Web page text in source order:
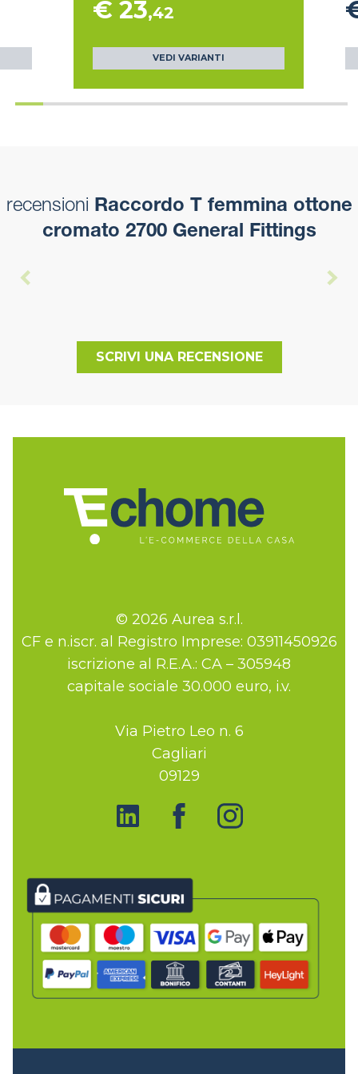
€ 23,42
VEDI VARIANTI
recensioni Raccordo T femmina ottone
cromato 2700 General Fittings
SCRIVI UNA RECENSIONE
© 2026 Aurea s.r.l.
CF e n.iscr. al Registro Imprese: 03911450926
iscrizione al R.E.A.: CA – 305948
capitale sociale 30.000 euro, i.v.
Via Pietro Leo n. 6
Cagliari
09129